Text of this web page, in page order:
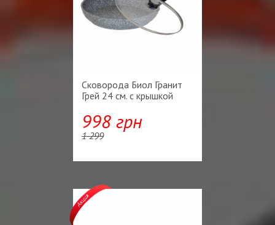
Сковорода Биол Гранит
Грей 24 см. с крышкой
998 грн
1 299